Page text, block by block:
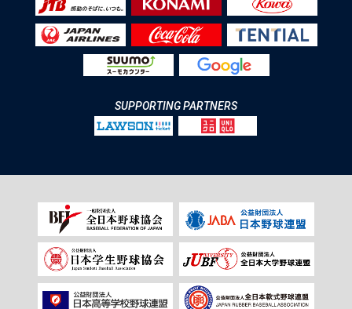
SUPPORTING PARTNERS